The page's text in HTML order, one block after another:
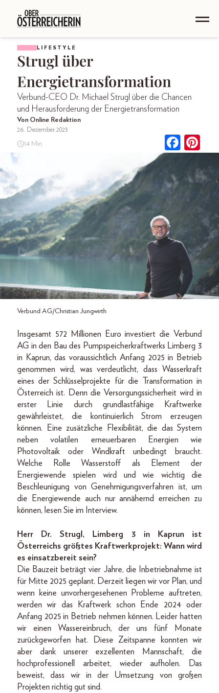
LIFESTYLE
Strugl über
Energietransformation
Verbund-CEO Dr. Michael Strugl über die Chancen
und Herausforderung der Energietransformation
Von Online Redaktion
26. Dezember 2023
14 Min.
Verbund AG/Christian Jungwirth
Insgesamt 572 Millionen Euro investiert die Verbund
AG in den Bau des Pumpspeicherkraftwerks Limberg 3
in Kaprun, das voraussichtlich Anfang 2025 in Betrieb
genommen wird, was verdeutlicht, dass Wasserkraft
eines der Schlüsselprojekte für die Transformation in
Österreich ist. Denn die Versorgungssicherheit wird in
erster Linie durch grundlastfähige Kraftwerke
gewährleistet, die kontinuierlich Strom erzeugen
können. Eine zusätzliche Flexibilität, die das System
neben volatilen erneuerbaren Energien wie
Photovoltaik oder Windkraft unbedingt braucht.
Welche Rolle Wasserstoff als Element der
Energiewende spielen wird und wie wichtig die
Beschleunigung von Genehmigungsverfahren ist, um
die Energiewende auch nur annähernd erreichen zu
können, lesen Sie im Interview.
Herr Dr. Strugl, Limberg 3 in Kaprun ist
Österreichs größtes Kraftwerkprojekt: Wann wird
es einsatzbereit sein?
Die Bauzeit beträgt vier Jahre, die Inbetriebnahme ist
für Mitte 2025 geplant. Derzeit liegen wir vor Plan, und
wenn keine unvorhergesehenen Probleme auftreten,
werden wir das Kraftwerk schon Ende 2024 oder
Anfang 2025 in Betrieb nehmen können. Leider hatten
wir einen Wassereinbruch, der uns fünf Monate
zurückgeworfen hat. Diese Zeitspanne konnten wir
aber dank unserer exzellenten Mannschaft, die
hochprofessionell arbeitet, wieder aufholen. Das
beweist, dass wir in der Umsetzung von großen
Projekten richtig gut sind.